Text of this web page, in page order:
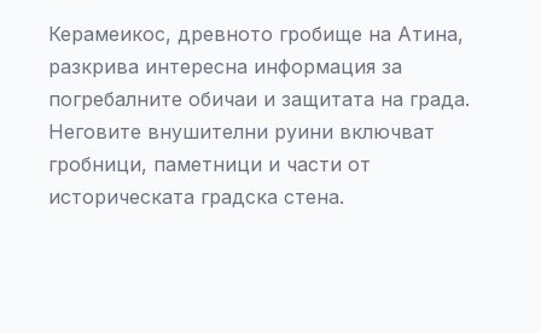
Керамеикос, древното гробище на Атина,
разкрива интересна информация за
погребалните обичаи и защитата на града.
Неговите внушителни руини включват
гробници, паметници и части от
историческата градска стена.